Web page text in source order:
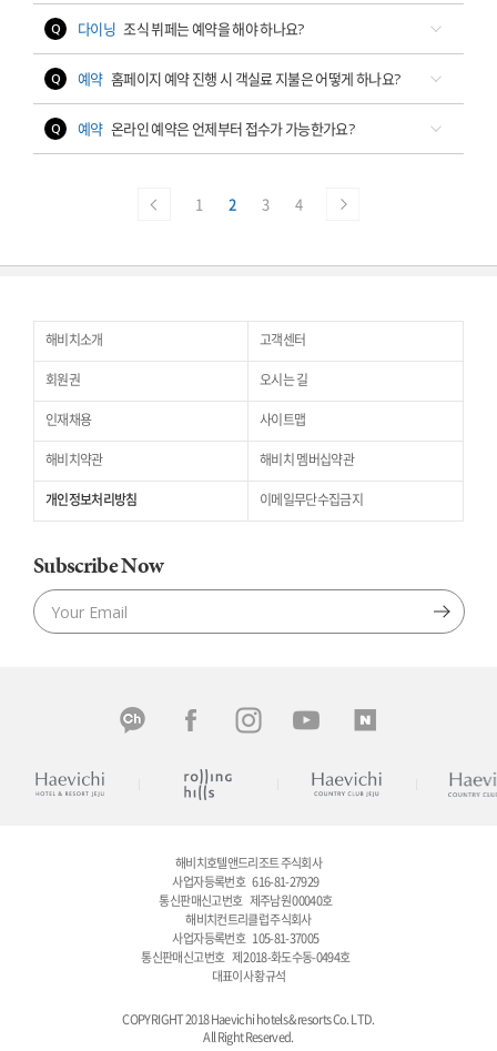
다이닝 조식 뷔페는 예약을 해야 하나요?
예약 홈페이지 예약 진행 시 객실료 지불은 어떻게 하나요?
예약 온라인 예약은 언제부터 접수가 가능한가요?
1 2 3 4
해비치소개 고객센터
회원권 오시는 길
인재채용 사이트맵
해비치약관 해비치 멤버십약관
개인정보처리방침 이메일무단수집금지
Subscribe Now
해비치호텔앤드리조트 주식회사
사업자등록번호 616-81-27929
통신판매신고번호 제주남원 00040호
해비치컨트리클럽 주식회사
사업자등록번호 105-81-37005
통신판매신고번호 제 2018-화도수동-0494호
대표이사 황규석
COPYRIGHT 2018 Haevichi hotels & resorts Co. LTD.
All Right Reserved.